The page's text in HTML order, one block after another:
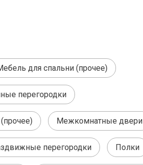
для спальни (прочее)
перегородки
Межкомнатные двери
перегородки Полки